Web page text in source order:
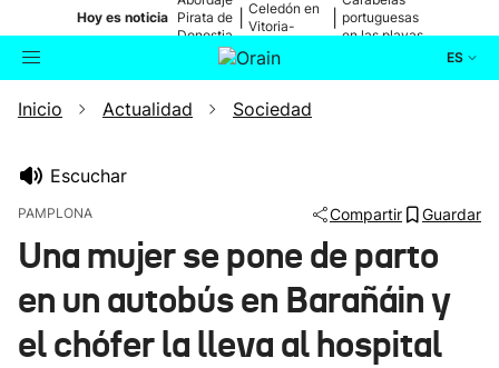
Hoy es noticia Pirata de
Donostia
Celedón en
Vitoria-
portuguesas
en las playas
ES
Buscador Actualidad
Ikusmiran
Eguraldia
Inicio Actualidad Sociedad
Escuchar
PAMPLONA Compartir Guardar
Una mujer se pone de parto
en un autobús en Barañáin y
el chófer la lleva al hospital